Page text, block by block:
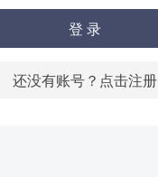
登 录
还没有账号？点击注册